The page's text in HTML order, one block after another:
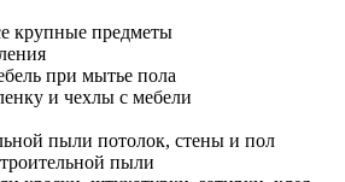
крупные предметы
при мытье пола
и чехлы с мебели
пыли потолок, стены и пол
пыли